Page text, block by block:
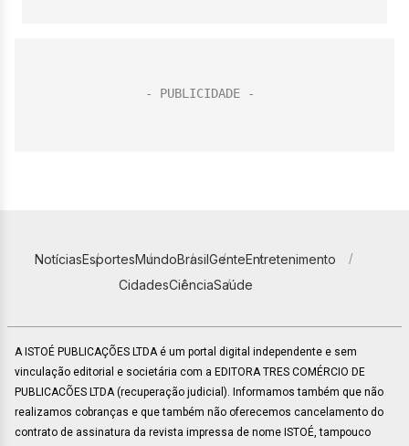
NotíciasEsportesMundoBrasilGenteEntretenimento
CidadesCiênciaSaúde
A ISTOÉ PUBLICAÇÕES LTDA é um portal digital independente e sem
vinculação editorial e societária com a EDITORA TRES COMÉRCIO DE
PUBLICACÕES LTDA (recuperação judicial). Informamos também que não
realizamos cobranças e que também não oferecemos cancelamento do
contrato de assinatura da revista impressa de nome ISTOÉ, tampouco